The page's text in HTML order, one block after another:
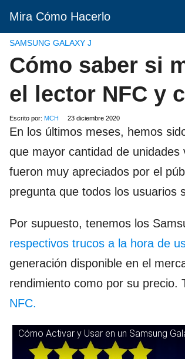
Mira Cómo Hacerlo
SAMSUNG GALAXY J
Cómo saber si
el lector NFC y
Escrito por: MCH 23 diciembre 2020
En los últimos meses, hemos
que mayor cantidad de
fueron muy apreciados por el
pregunta que todos los usuarios
Por supuesto, tenemos los
respectivos trucos a la hora de
generación disponible en el
rendimiento como por su precio.
NFC.
Cómo Activar y Usar en un Samsung